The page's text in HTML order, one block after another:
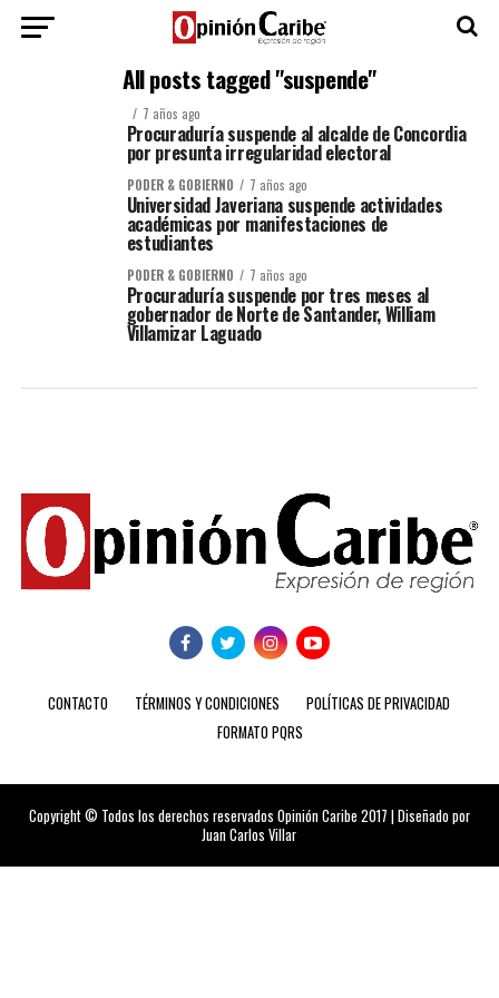
All posts tagged "suspende"
7 años ago
Procuraduría suspende al alcalde de Concordia
por presunta irregularidad electoral
PODER & GOBIERNO 7 años ago
Universidad Javeriana suspende actividades
académicas por manifestaciones de
estudiantes
PODER & GOBIERNO 7 años ago
Procuraduría suspende por tres meses al
gobernador de Norte de Santander, William
Villamizar Laguado
CONTACTO TÉRMINOS Y CONDICIONES
POLÍTICAS DE PRIVACIDAD
FORMATO PQRS
Copyright © Todos los derechos reservados Opinión Caribe 2017 | Diseñado por
Juan Carlos Villar